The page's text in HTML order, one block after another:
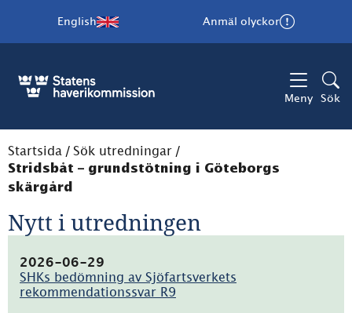
English Anmäl olyckor
Meny Sök
Startsida / Sök utredningar /
Stridsbåt – grundstötning i Göteborgs
skärgård
Nytt i utredningen
2026-06-29
SHKs bedömning av Sjöfartsverkets
rekommendationssvar R9